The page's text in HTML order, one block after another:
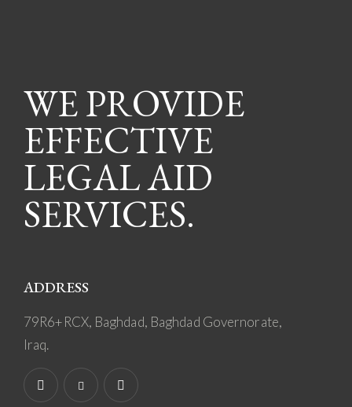
WE PROVIDE
EFFECTIVE
LEGAL AID
SERVICES.
ADDRESS
79R6+RCX, Baghdad, Baghdad Governorate,
Iraq.